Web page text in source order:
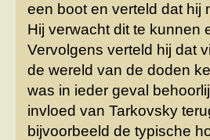
een boot en verteld dat hij
Hij verwacht dit te kunnen
Vervolgens verteld hij dat
de wereld van de doden
was in ieder geval
invloed van Tarkovsky
bijvoorbeeld de typische